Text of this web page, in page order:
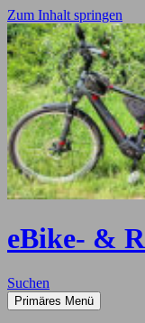
Zum Inhalt springen
eBike- &
Suchen
Primäres Menü